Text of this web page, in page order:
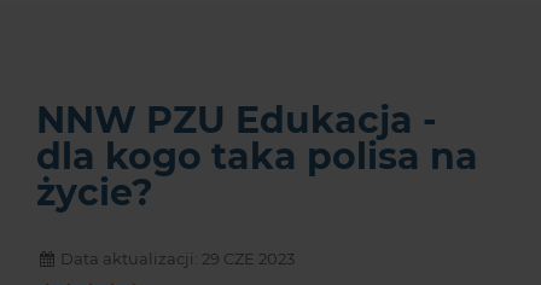
NNW PZU Edukacja -
dla kogo taka polisa na
życie?
Data aktualizacji: 29 CZE 2023